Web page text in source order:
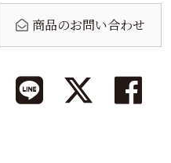
商品のお問い合わせ